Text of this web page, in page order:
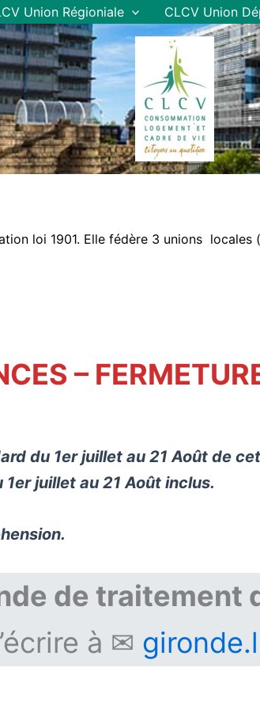
Union Régioniale CLCV Union
loi 1901. Elle fédère 3 unions
–
du 1er juillet au 21 Août de
juillet au 21 Août inclus.
de traitement
à ✉